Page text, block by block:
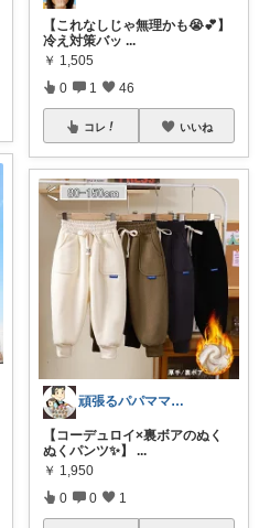
​【これなしじゃ無理かも😭💕】
冷え対策バッ ...
￥ 1,505
0 1 46
コレ いいね
頑張るパパママ応援隊@育児・子供用品紹介
【コーデュロイ×裏ボアのぬく
ぬくパンツ✨】
...
￥ 1,950
0 0 1